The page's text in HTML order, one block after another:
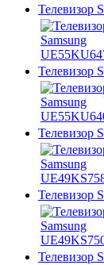
Телевизор
Телевизор
Телевизор
Телевизор
Телевизор